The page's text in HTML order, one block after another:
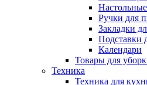
Ручки для
Закладки
Подставки
Календари
Товары для
Техника
Техника для